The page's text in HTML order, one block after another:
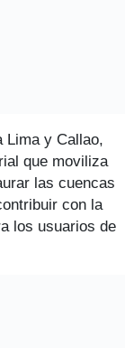
Lima y Callao,
que moviliza
las cuencas
con la
los usuarios de